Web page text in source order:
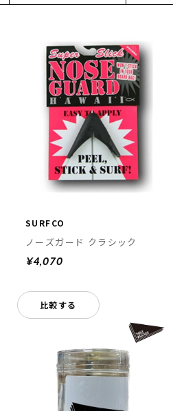
会員ランク
店頭受取サービス
ギフトラッピング
アフターサポート
下取り保証について
よくある質問
店舗一覧
お問い合わせ
ニュース
ポンもこのアプリで！
SURFCO
ノーズガード クラシック
¥4,070
比較する